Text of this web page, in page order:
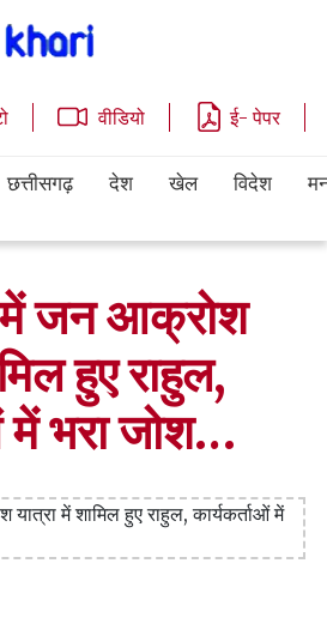
वीडियो ई- पेपर
छत्तीसगढ़ देश खेल विदेश
में जन आक्रोश
हुए राहुल,
में भरा जोश…